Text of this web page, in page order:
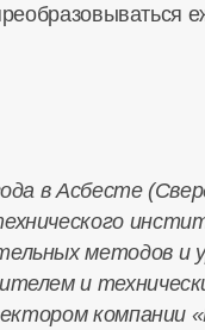
в Асбесте
методов и
и